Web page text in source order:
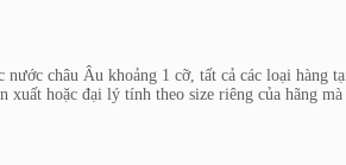
châu Âu khoảng 1 cỡ, tất cả các loại hàng
xuất hoặc đại lý tính theo size riêng của hãng